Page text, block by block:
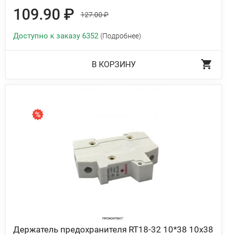
109.90 ₽ 127.00 ₽
Доступно к заказу 6352 (Подробнее)
В КОРЗИНУ
Держатель предохранителя RT18-32 10*38 10х38